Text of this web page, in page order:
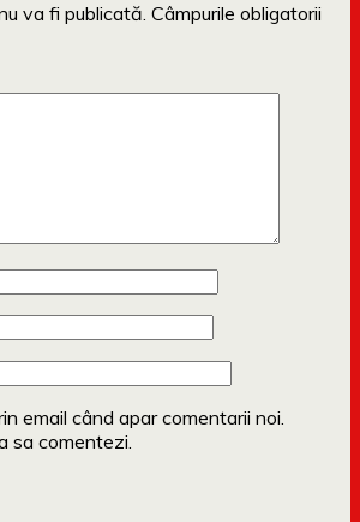
va fi publicată. Câmpurile obligatorii
email când apar comentarii noi.
sa comentezi.